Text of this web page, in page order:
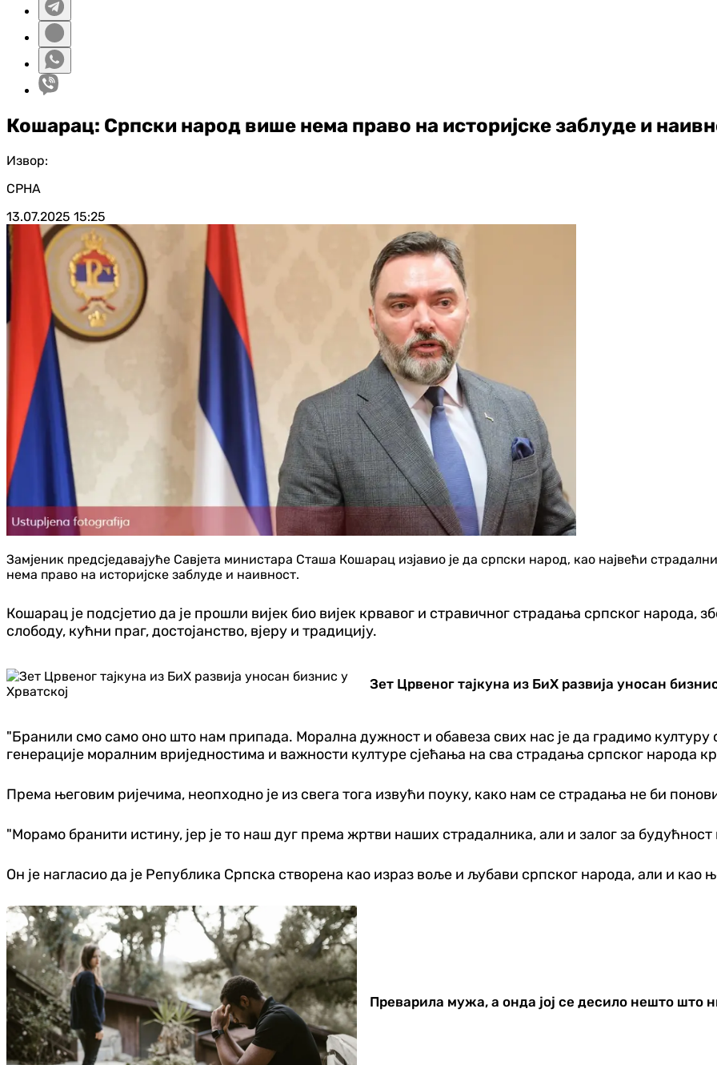
Кошарац: Српски народ више нема право на историјске заблуде и
Извор:
СРНА
13.07.2025 15:25
Замјеник предсједавајуће Савјета министара Сташа Кошарац изјавио је да српски народ, као највећи
нема право на историјске заблуде и наивност.
Кошарац је подсјетио да је прошли вијек био вијек крвавог и стравичног страдања српског народа,
слободу, кућни праг, достојанство, вјеру и традицију.
Зет Црвеног тајкуна из БиХ развија уносан
"Бранили смо само оно што нам припада. Морална дужност и обавеза свих нас је да градимо
генерације моралним вриједностима и важности културе сјећања на сва страдања српског народа
Према његовим ријечима, неопходно је из свега тога извући поуку, како нам се страдања не би
"Морамо бранити истину, јер је то наш дуг према жртви наших страдалника, али и залог за
Он је нагласио да је Република Српска створена као израз воље и љубави српског народа, али и као
Преварила мужа, а онда јој се десило нешто што